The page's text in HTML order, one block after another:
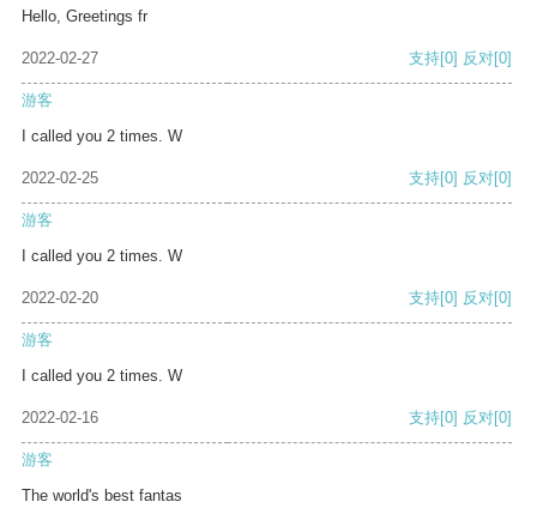
Hello, Greetings fr
2022-02-27 支持[0] 反对[0]
游客
I called you 2 times. W
2022-02-25 支持[0] 反对[0]
游客
I called you 2 times. W
2022-02-20 支持[0] 反对[0]
游客
I called you 2 times. W
2022-02-16 支持[0] 反对[0]
游客
The world's best fantas